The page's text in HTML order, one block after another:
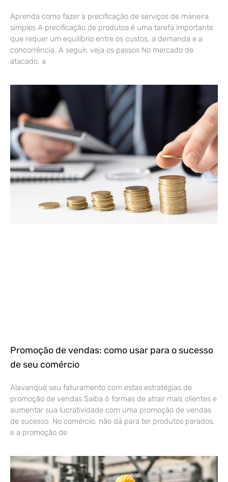
Aprenda como fazer a precificação de serviços de maneira
simples A precificação de produtos é uma tarefa importante
que requer um equilíbrio entre os custos, a demanda e a
concorrência. A seguir, veja os passos No mercado de
atacado, a
Promoção de vendas: como usar para o sucesso
de seu comércio
Alavanque seu faturamento com estas estratégias de
promoção de vendas Saiba 6 formas de atrair mais clientes e
aumentar sua lucratividade com uma promoção de vendas
de sucesso. No comércio, não dá para ter produtos parados,
e a promoção de